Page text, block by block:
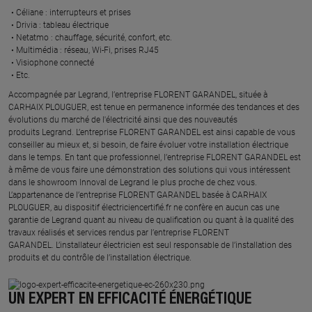
Céliane : interrupteurs et prises ​
Drivia : tableau électrique ​
Netatmo : chauffage, sécurité, confort, etc.​
Multimédia : réseau, Wi-Fi, prises RJ45​
Visiophone connecté​
Etc.​
​Accompagnée par Legrand, l’entreprise FLORENT GARANDEL, située à
CARHAIX PLOUGUER, est tenue en permanence informée des tendances et des
évolutions du marché de l'électricité ainsi que des nouveautés
produits Legrand. L’entreprise FLORENT GARANDEL est ainsi capable de vous
conseiller au mieux et, si besoin, de faire évoluer votre installation électrique
dans le temps. En tant que professionnel, l’entreprise FLORENT GARANDEL est
à même de vous faire une démonstration des solutions qui vous intéressent
dans le showroom Innoval de Legrand le plus proche de chez vous.​
L’appartenance de l’entreprise FLORENT GARANDEL basée à CARHAIX
PLOUGUER, au dispositif électriciencertifié.fr ne confère en aucun cas une
garantie de Legrand quant au niveau de qualification ou quant à la qualité des
travaux réalisés et services rendus par l’entreprise FLORENT
GARANDEL. L’installateur électricien est seul responsable de l’installation des
produits et du contrôle de l’installation électrique.
UN EXPERT EN EFFICACITÉ ÉNERGÉTIQUE